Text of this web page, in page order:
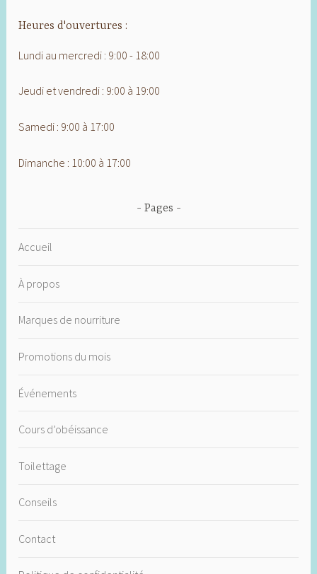
Heures d'ouvertures :
Lundi au mercredi : 9:00 - 18:00
Jeudi et vendredi : 9:00 à 19:00
Samedi : 9:00 à 17:00
Dimanche : 10:00 à 17:00
Pages
Accueil
À propos
Marques de nourriture
Promotions du mois
Événements
Cours d’obéissance
Toilettage
Conseils
Contact